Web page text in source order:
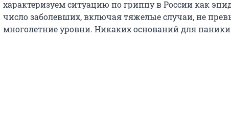
характеризуем ситуацию по гриппу в России как
число заболевших, включая тяжелые случаи, не
многолетние уровни. Никаких оснований для